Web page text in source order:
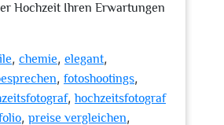
Hochzeit Ihren Erwartungen
, chemie, elegant,
, fotoshootings,
,hochzeitsfotograf
, preise vergleichen,